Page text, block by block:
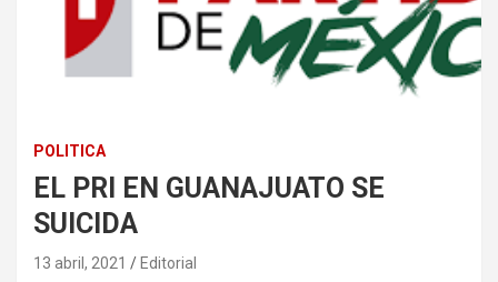
POLITICA
EL PRI EN GUANAJUATO SE
SUICIDA
13 abril, 2021 Editorial